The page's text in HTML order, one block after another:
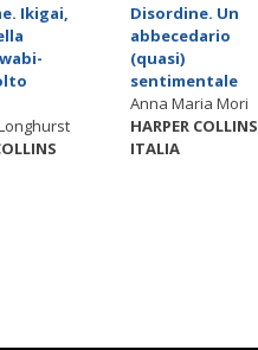
Ikigai,
Disordine. Un
abbecedario
(quasi)
sentimentale
Anna Maria Mori
HARPER COLLINS
ITALIA